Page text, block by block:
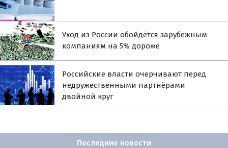
Уход из России обойдётся зарубежным
компаниям на 5% дороже
Российские власти очерчивают перед
недружественными партнёрами
двойной круг
Последние новости